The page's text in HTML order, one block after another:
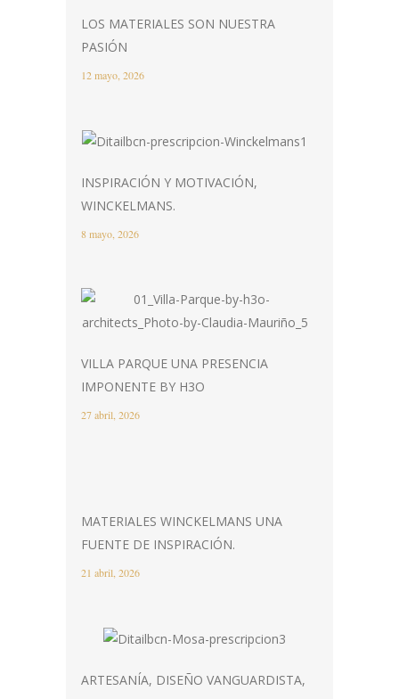
LOS MATERIALES SON NUESTRA
PASIÓN
12 mayo, 2026
INSPIRACIÓN Y MOTIVACIÓN,
WINCKELMANS.
8 mayo, 2026
VILLA PARQUE UNA PRESENCIA
IMPONENTE BY H3O
27 abril, 2026
MATERIALES WINCKELMANS UNA
FUENTE DE INSPIRACIÓN.
21 abril, 2026
ARTESANÍA, DISEÑO VANGUARDISTA,